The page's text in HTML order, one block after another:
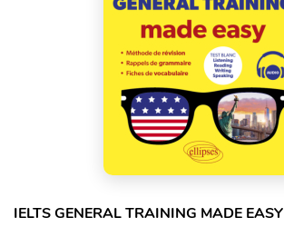
IELTS GENERAL TRAINING MADE EASY